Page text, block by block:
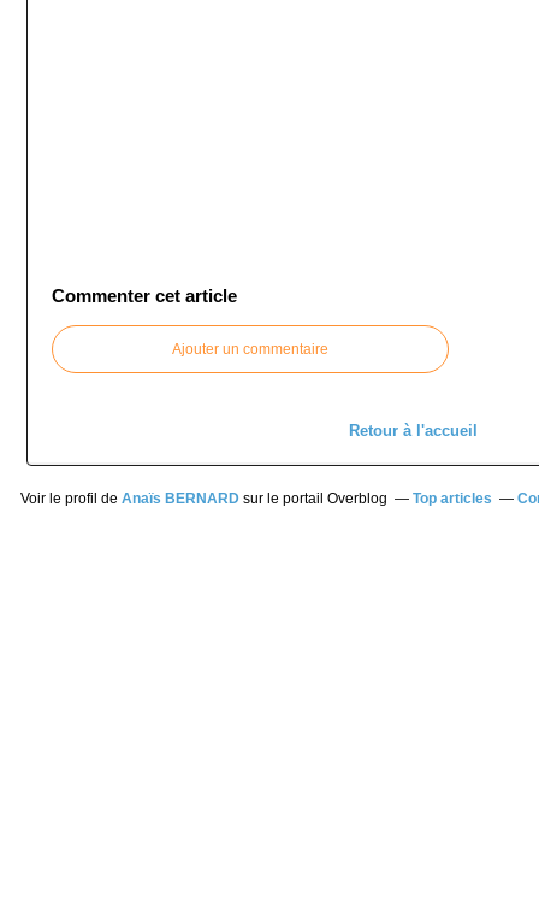
Commenter cet article
Ajouter un commentaire
Retour à l'accueil
Voir le profil de Anaïs BERNARDsur le portail Overblog Top articles